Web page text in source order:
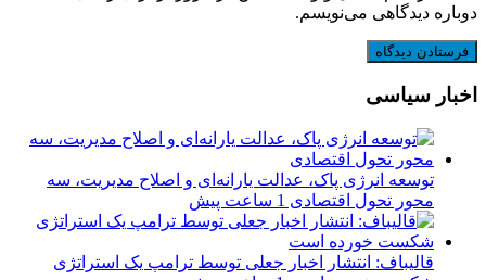
دوباره دیدگاهی می‌نویسم.
اخبار سیاسی
توسعه انرژی پاک، عدالت یارانه‌ای و اصلاح مدیریت، سه
محور تحول اقتصادی 1 ساعت پیش
قالیباف: انتشار اخبار جعلی توسط ترامپ یک استراتژی